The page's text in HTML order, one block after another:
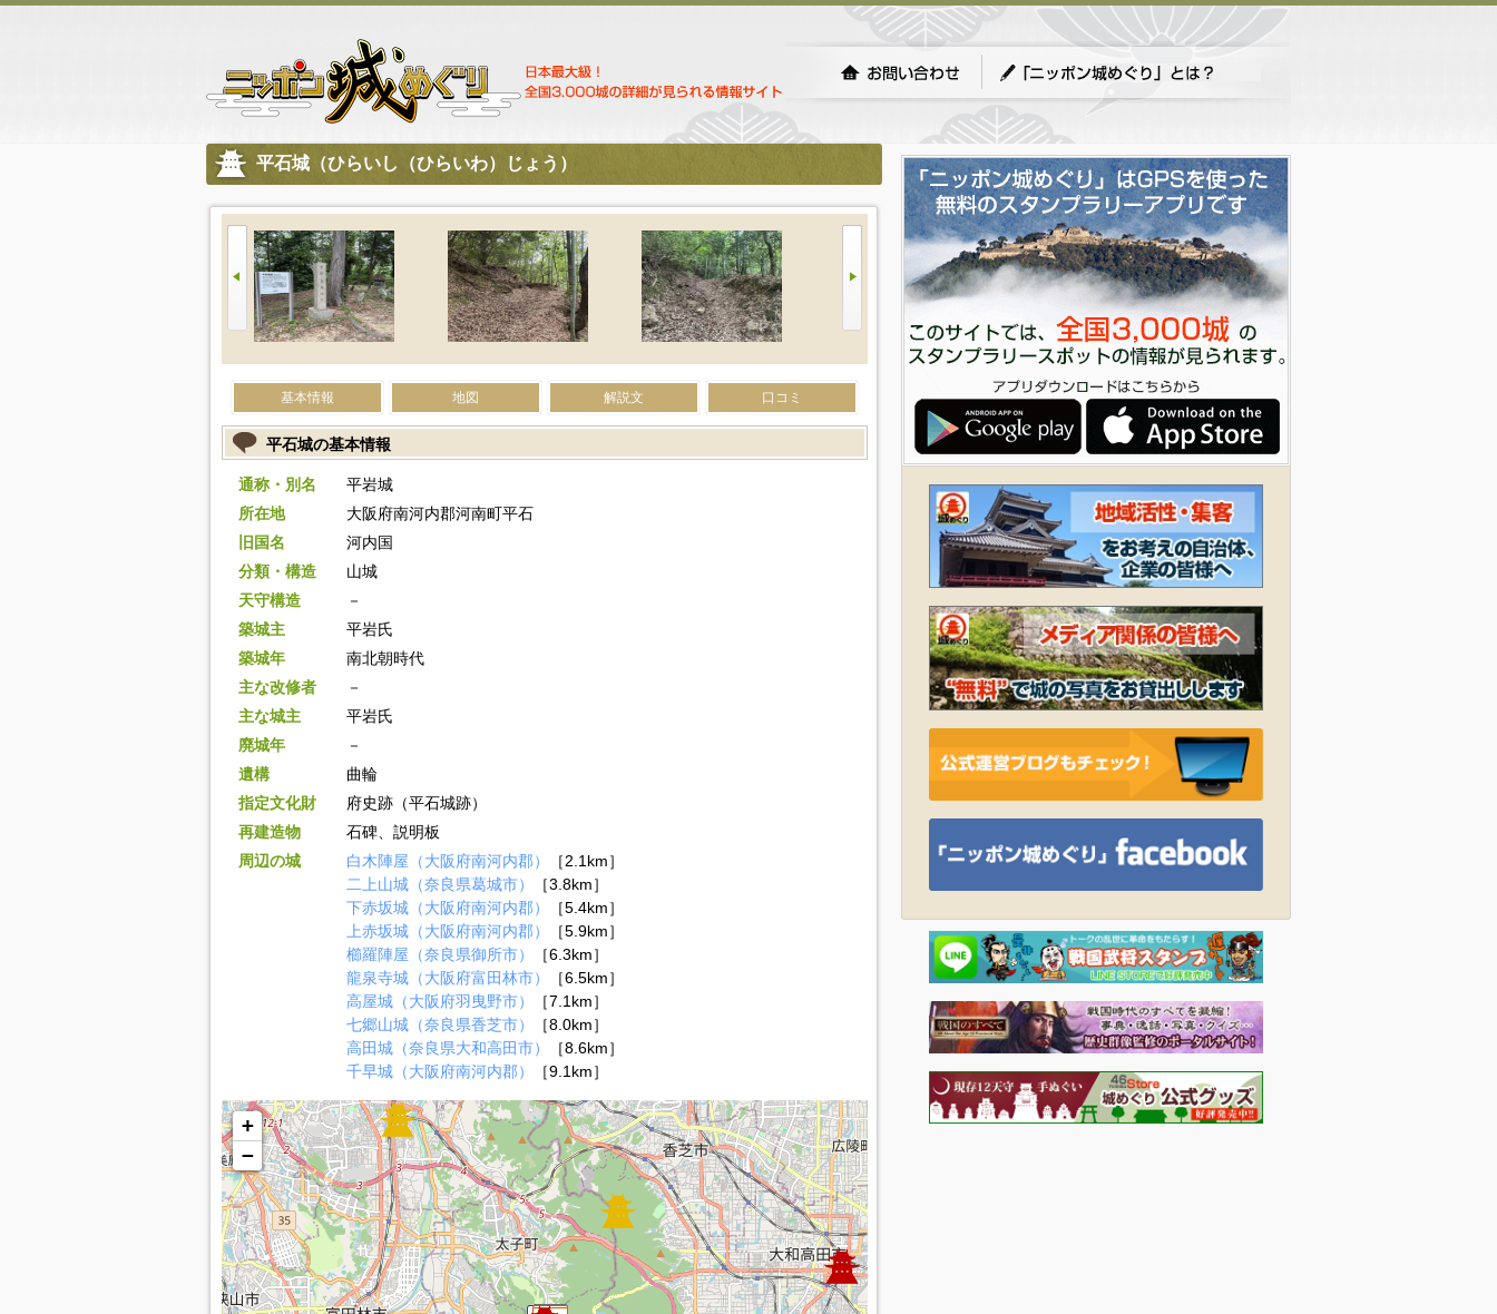
平石城（ひらいし（ひらいわ）じょう）
基本情報 地図 解説文 口コミ
平石城の基本情報
通称・別名
平岩城
所在地
大阪府南河内郡河南町平石
旧国名
河内国
分類・構造
山城
天守構造
－
築城主
平岩氏
築城年
南北朝時代
主な改修者
－
主な城主
平岩氏
廃城年
－
遺構
曲輪
指定文化財
府史跡（平石城跡）
再建造物
石碑、説明板
周辺の城
白木陣屋（大阪府南河内郡）
［2.1km］
二上山城（奈良県葛城市）
［3.8km］
下赤坂城（大阪府南河内郡）
［5.4km］
上赤坂城（大阪府南河内郡）
［5.9km］
櫛羅陣屋（奈良県御所市）
［6.3km］
龍泉寺城（大阪府富田林市）
［6.5km］
高屋城（大阪府羽曳野市）
［7.1km］
七郷山城（奈良県香芝市）
［8.0km］
高田城（奈良県大和高田市）
［8.6km］
千早城（大阪府南河内郡）
［9.1km］
+
−